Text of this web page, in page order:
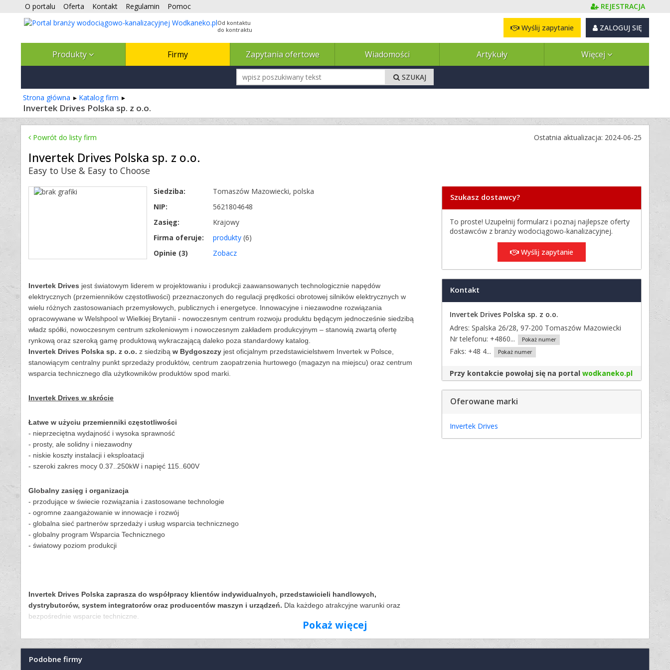
O portalu Oferta Kontakt Regulamin Pomoc REJESTRACJA
Od kontaktu
do kontraktu
ZALOGUJ SIĘ
Wyślij zapytanie
Produkty Firmy Zapytania ofertowe Wiadomości Artykuły Więcej
SZUKAJ
Strona główna Katalog firm
Invertek Drives Polska sp. z o.o.
Powrót do listy firm Ostatnia aktualizacja: 2024-06-25
Invertek Drives Polska sp. z o.o.
Easy to Use & Easy to Choose
Siedziba: Tomaszów Mazowiecki, polska
NIP:
5621804648
Zasięg:
Krajowy
Firma oferuje:
produkty (6)
Opinie (3) Zobacz
Invertek Drives jest światowym liderem w projektowaniu i produkcji zaawansowanych technologicznie napędów
elektrycznych (przemienników częstotliwości) przeznaczonych do regulacji prędkości obrotowej silników elektrycznych w
wielu różnych zastosowaniach przemysłowych, publicznych i energetyce. Innowacyjne i niezawodne rozwiązania
opracowywane w Welshpool w Wielkiej Brytanii - nowoczesnym centrum rozwoju produktu będącym jednocześnie siedzibą
władz spółki, nowoczesnym centrum szkoleniowym i nowoczesnym zakładem produkcyjnym – stanowią zwartą ofertę
rynkową oraz szeroką gamę produktową wykraczającą daleko poza standardowy katalog.
Invertek Drives Polska sp. z o.o. z siedzibą w Bydgoszczy jest oficjalnym przedstawicielstwem Invertek w Polsce,
stanowiącym centralny punkt sprzedaży produktów, centrum zaopatrzenia hurtowego (magazyn na miejscu) oraz centrum
wsparcia technicznego dla użytkowników produktów spod marki.
Invertek Drives w skrócie
Łatwe w użyciu przemienniki częstotliwości
- nieprzeciętna wydajność i wysoka sprawność
- prosty, ale solidny i niezawodny
- niskie koszty instalacji i eksploatacji
- szeroki zakres mocy 0.37..250kW i napięć 115..600V
Globalny zasięg i organizacja
- przodujące w świecie rozwiązania i zastosowane technologie
- ogromne zaangażowanie w innowacje i rozwój
- globalna sieć partnerów sprzedaży i usług wsparcia technicznego
- globalny program Wsparcia Technicznego
- światowy poziom produkcji
Invertek Drives Polska zaprasza do współpracy klientów indywidualnych, przedstawicieli handlowych,
dystrybutorów, system integratorów oraz producentów maszyn i urządzeń. Dla każdego atrakcyjne warunki oraz
bezpośrednie wsparcie techniczne.
Szukasz dostawcy?
To proste! Uzupełnij formularz i poznaj najlepsze oferty
dostawców z branży wodociągowo-kanalizacyjnej.
Wyślij zapytanie
Kontakt
Invertek Drives Polska sp. z o.o.
Adres: Spalska 26/28, 97-200 Tomaszów Mazowiecki
Nr telefonu: +4860... Pokaż numer
Faks: +48 4... Pokaż numer
Przy kontakcie powołaj się na portal wodkaneko.pl
Oferowane marki
Invertek Drives
Pokaż więcej
Podobne firmy